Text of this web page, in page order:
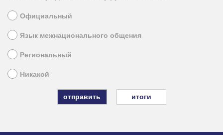
Официальный
Язык межнационального общения
Региональный
Никакой
итоги